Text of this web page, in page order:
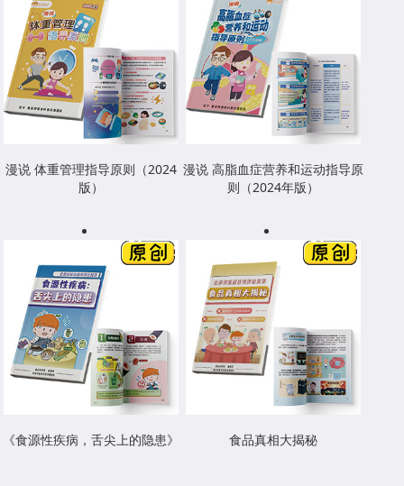
漫说 体重管理指导原则（2024
版）
漫说 高脂血症营养和运动指导原
则（2024年版）
《食源性疾病，舌尖上的隐患》 食品真相大揭秘